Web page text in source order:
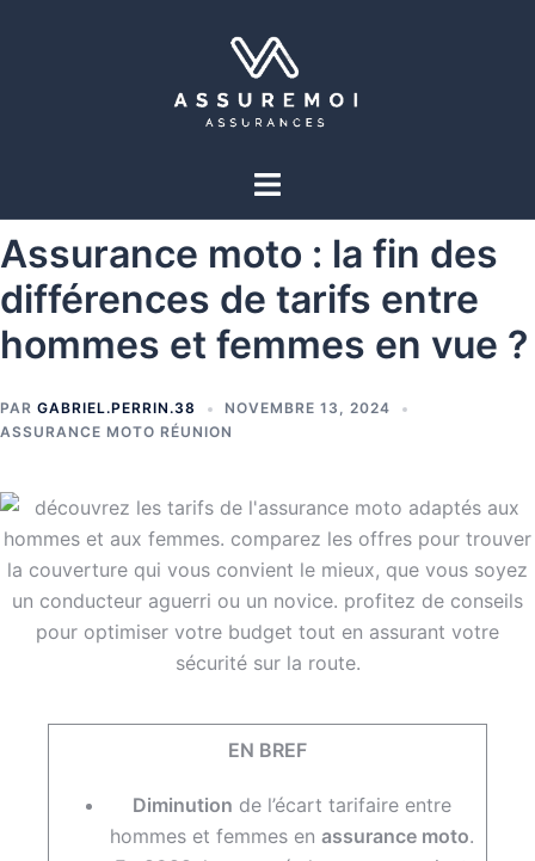
Assurance moto : la fin des
différences de tarifs entre
hommes et femmes en vue ?
PAR GABRIEL.PERRIN.38
NOVEMBRE 13, 2024
ASSURANCE MOTO RÉUNION
EN BREF
Diminution de l’écart tarifaire entre
hommes et femmes en assurance moto.